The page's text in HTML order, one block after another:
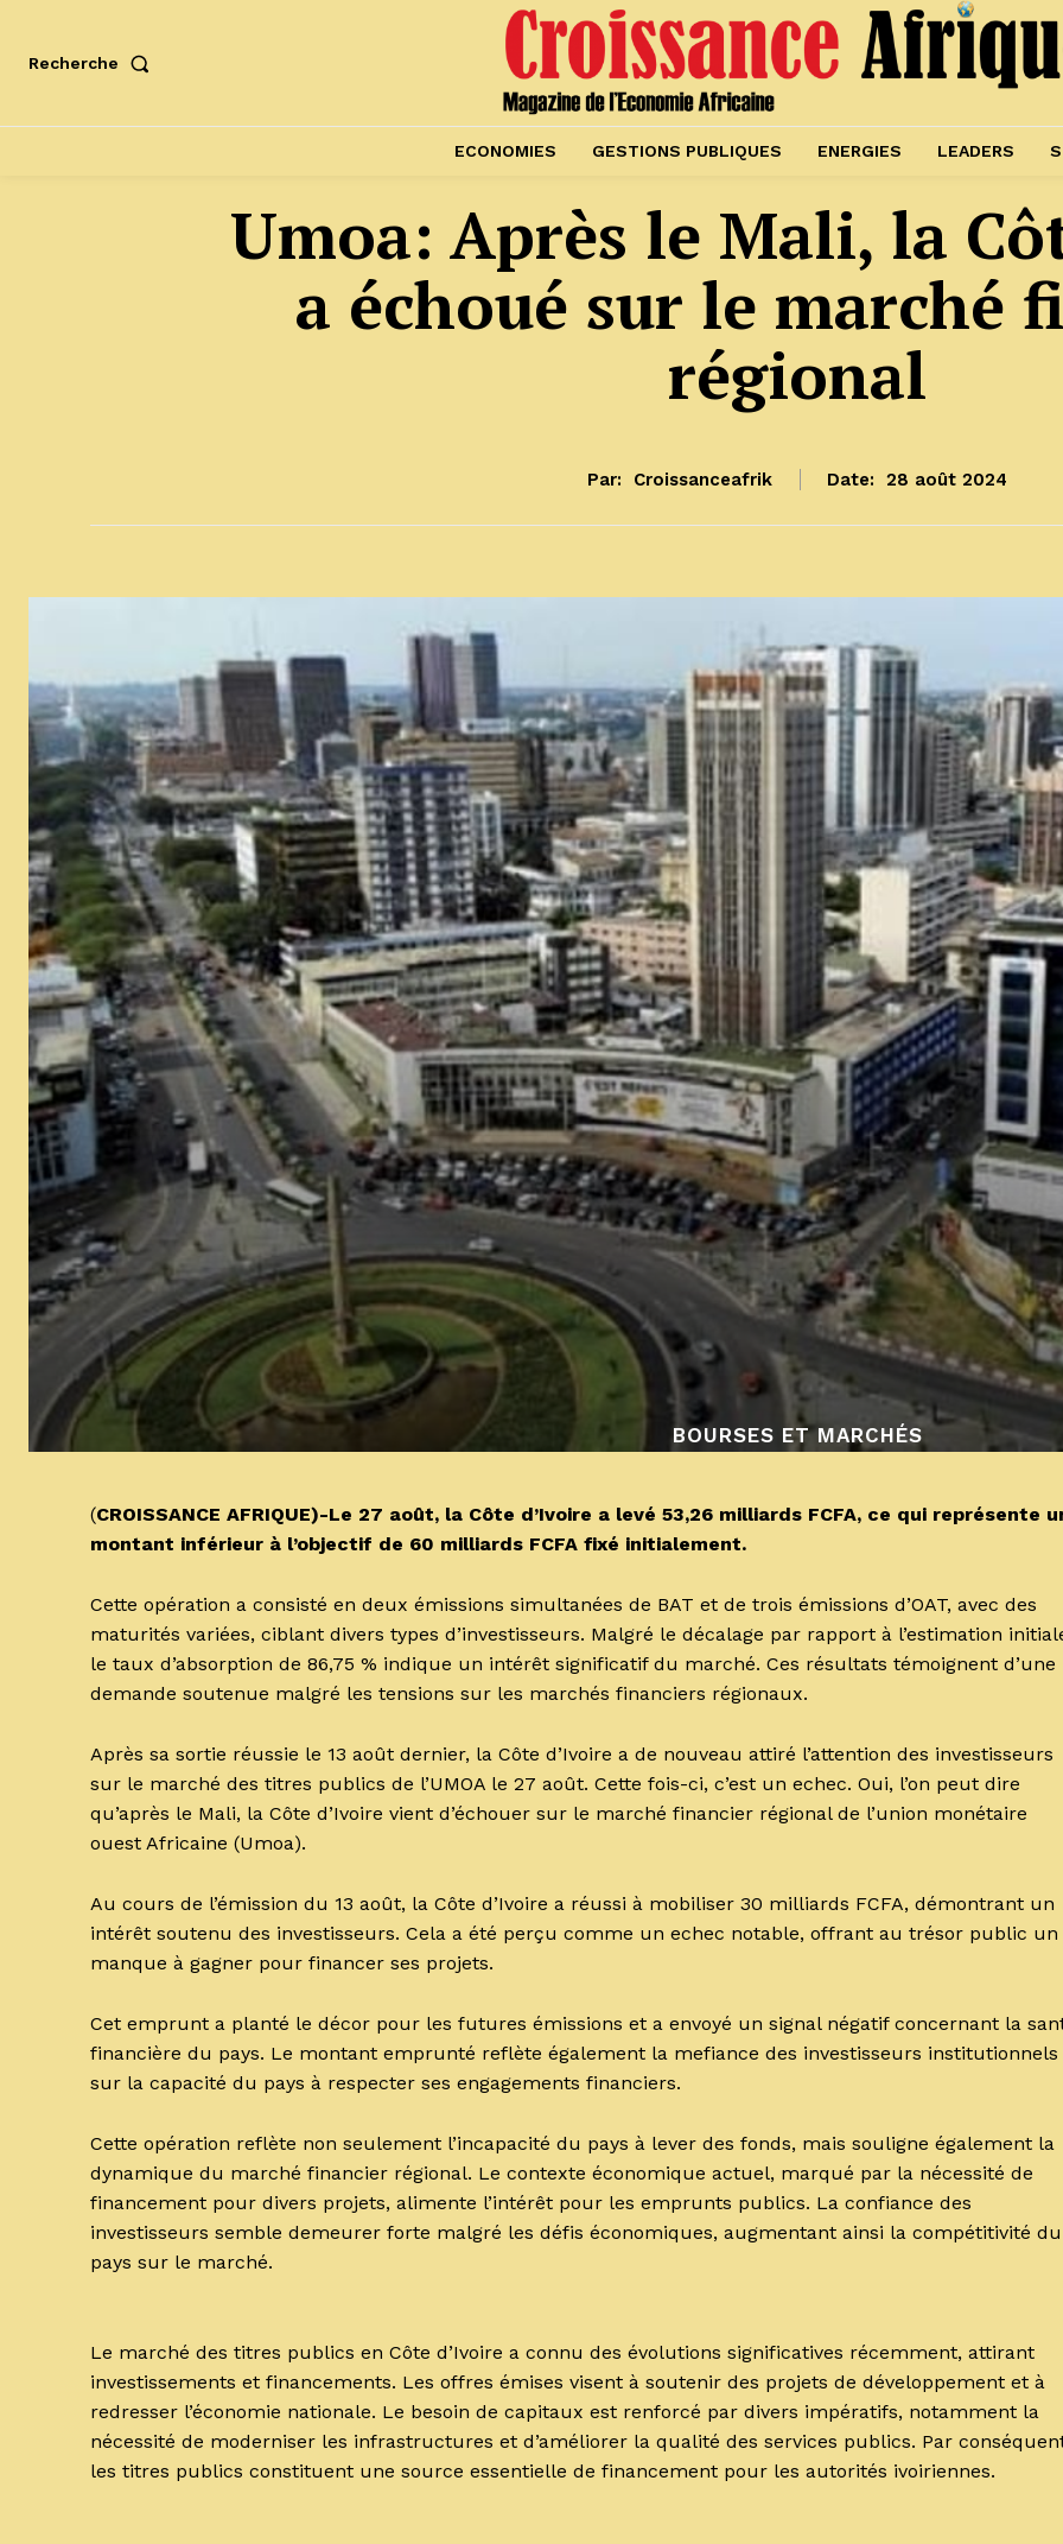
Recherche
ECONOMIES GESTIONS PUBLIQUES ENERGIES LEADERS
Umoa: Après le Mali, la
a échoué sur le marché
régional
Par: Croissanceafrik Date: 28 août 2024
BOURSES ET MARCHÉS
(CROISSANCE AFRIQUE)-Le 27 août, la Côte d’Ivoire a levé 53,26 milliards FCFA, ce qui représente
montant inférieur à l’objectif de 60 milliards FCFA fixé initialement.
Cette opération a consisté en deux émissions simultanées de BAT et de trois émissions d’OAT, avec des
maturités variées, ciblant divers types d’investisseurs. Malgré le décalage par rapport à l’estimation
le taux d’absorption de 86,75 % indique un intérêt significatif du marché. Ces résultats témoignent d’une
demande soutenue malgré les tensions sur les marchés financiers régionaux.
Après sa sortie réussie le 13 août dernier, la Côte d’Ivoire a de nouveau attiré l’attention des investisseurs
sur le marché des titres publics de l’UMOA le 27 août. Cette fois-ci, c’est un echec. Oui, l’on peut dire
qu’après le Mali, la Côte d’Ivoire vient d’échouer sur le marché financier régional de l’union monétaire
ouest Africaine (Umoa).
Au cours de l’émission du 13 août, la Côte d’Ivoire a réussi à mobiliser 30 milliards FCFA, démontrant un
intérêt soutenu des investisseurs. Cela a été perçu comme un echec notable, offrant au trésor public un
manque à gagner pour financer ses projets.
Cet emprunt a planté le décor pour les futures émissions et a envoyé un signal négatif concernant la
financière du pays. Le montant emprunté reflète également la mefiance des investisseurs institutionnels
sur la capacité du pays à respecter ses engagements financiers.
Cette opération reflète non seulement l’incapacité du pays à lever des fonds, mais souligne également la
dynamique du marché financier régional. Le contexte économique actuel, marqué par la nécessité de
financement pour divers projets, alimente l’intérêt pour les emprunts publics. La confiance des
investisseurs semble demeurer forte malgré les défis économiques, augmentant ainsi la compétitivité du
pays sur le marché.
Le marché des titres publics en Côte d’Ivoire a connu des évolutions significatives récemment, attirant
investissements et financements. Les offres émises visent à soutenir des projets de développement et à
redresser l’économie nationale. Le besoin de capitaux est renforcé par divers impératifs, notamment la
nécessité de moderniser les infrastructures et d’améliorer la qualité des services publics. Par
les titres publics constituent une source essentielle de financement pour les autorités ivoiriennes.